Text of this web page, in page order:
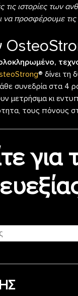
τις ιστορίες των
να προσφέρουμε
® δίνει τη
συνεδρία στα 4
μετρήσιμα κι
τους πόνους
για